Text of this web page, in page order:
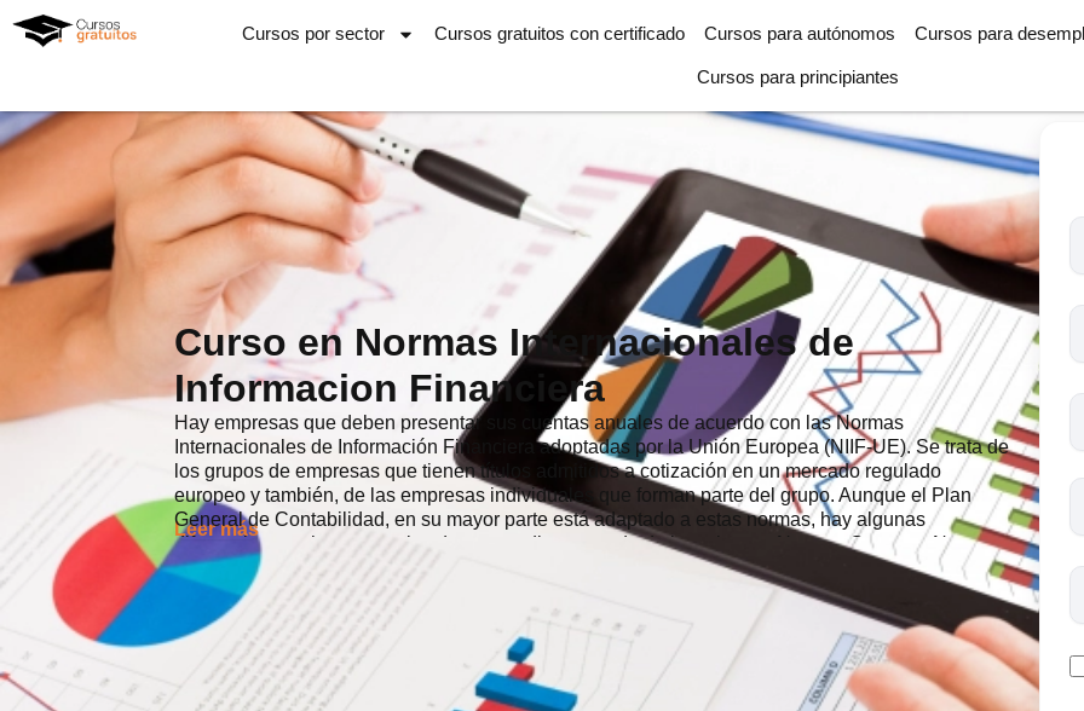
Cursos por sector Cursos gratuitos con certificado Cursos para autónomos Cursos para
Cursos para principiantes
Curso en Normas Internacionales de
Informacion Financiera
Hay empresas que deben presentar sus cuentas anuales de acuerdo con las Normas
Internacionales de Información Financiera adoptadas por la Unión Europea (NIIF-UE). Se trata de
los grupos de empresas que tienen títulos admitidos a cotización en un mercado regulado
europeo y también, de las empresas individuales que forman parte del grupo. Aunque el Plan
General de Contabilidad, en su mayor parte está adaptado a estas normas, hay algunas
diferencias que hacen preciso de un estudio separado de las mismas. Nuestro Curso en Normas
Internacionales de Información Financiera te dará la formación suficiente para poder presentar las
cuentas anuales atendiendo a las NIIF en lugar de solo atendiendo a la normativa española.
Leer más